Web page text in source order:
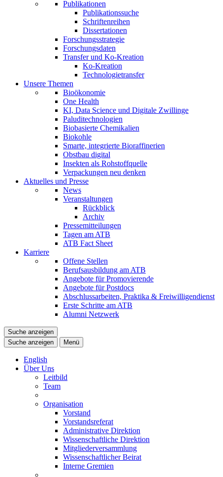
Publikationen
Publikationssuche
Schriftenreihen
Dissertationen
Forschungsstrategie
Forschungsdaten
Transfer und Ko-Kreation
Ko-Kreation
Technologietransfer
Unsere Themen
Bioökonomie
One Health
KI, Data Science und Digitale Zwillinge
Paluditechnologien
Biobasierte Chemikalien
Biokohle
Smarte, integrierte Bioraffinerien
Obstbau digital
Insekten als Rohstoffquelle
Verpackungen neu denken
Aktuelles und Presse
News
Veranstaltungen
Rückblick
Archiv
Pressemitteilungen
Tagen am ATB
ATB Fact Sheet
Karriere
Offene Stellen
Berufsausbildung am ATB
Angebote für Promovierende
Angebote für Postdocs
Abschlussarbeiten, Praktika & Freiwilligendienst
Erste Schritte am ATB
Alumni Netzwerk
Suche anzeigen
Suche anzeigen
Menü
English
Über Uns
Leitbild
Team
Organisation
Vorstand
Vorstandsreferat
Administrative Direktion
Wissenschaftliche Direktion
Mitgliederversammlung
Wissenschaftlicher Beirat
Interne Gremien